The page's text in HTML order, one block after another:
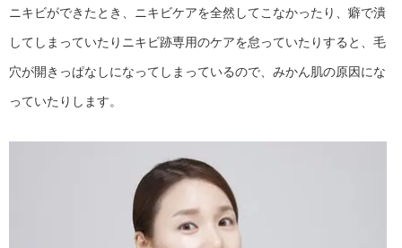
ニキビができたとき、ニキビケアを全然してこなかったり、癖で潰
してしまっていたりニキビ跡専用のケアを怠っていたりすると、毛
穴が開きっぱなしになってしまっているので、みかん肌の原因にな
っていたりします。